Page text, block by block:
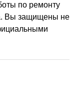
по ремонту
Вы защищены не